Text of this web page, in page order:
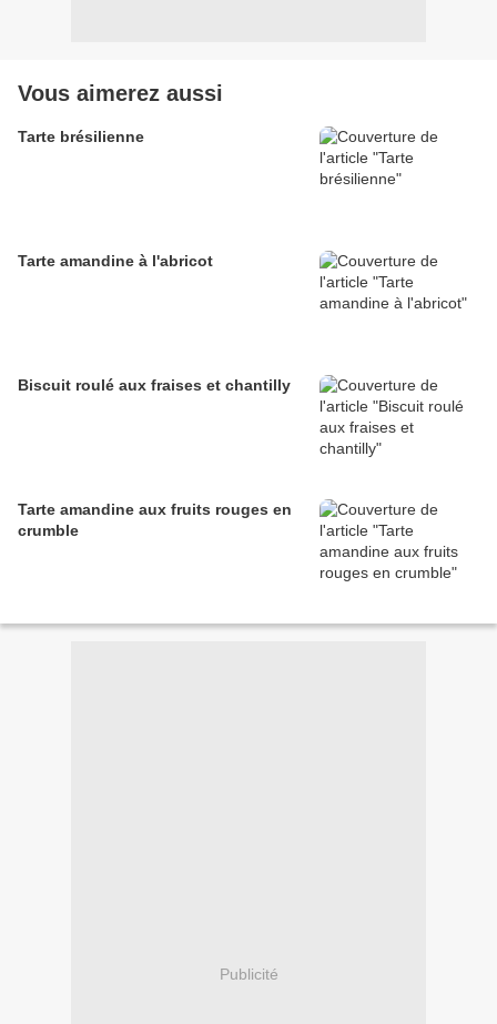
Vous aimerez aussi
Tarte brésilienne
Tarte amandine à l'abricot
Biscuit roulé aux fraises et chantilly
Tarte amandine aux fruits rouges en
crumble
Publicité